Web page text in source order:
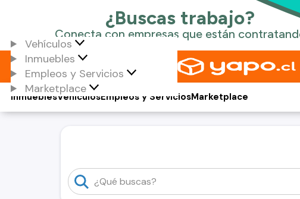
Vehículos
Inmuebles
Empleos y Servicios
Marketplace
Vehículos
Inmuebles Empleos y ServiciosMarketplace